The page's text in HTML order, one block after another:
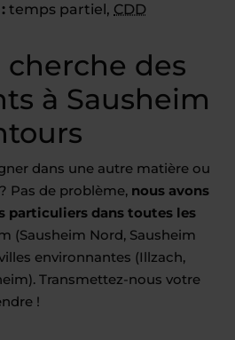
temps partiel, CDD
des
à Sausheim
dans une autre matière ou
Pas de problème, nous avons
particuliers dans toutes les
(Sausheim Nord, Sausheim
environnantes (Illzach,
Transmettez-nous votre
!